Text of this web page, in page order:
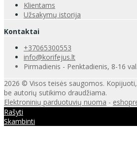
Klientams
Užsakymų istorija
Kontaktai
+37065300553
info@korifejus.lt
Pirmadienis - Penktadienis, 8-16 val.
2026 © Visos teisės saugomos.
be autorių sutikimo draudžiama.
Elektroninių parduotuvių nuoma -
Rašyti
Skambinti